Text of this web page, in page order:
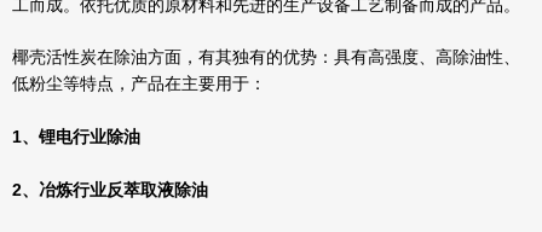
工而成。依托优质的原材料和先进的生产设备工艺制备而成的产品。
椰壳活性炭在除油方面，有其独有的优势：具有高强度、高除油性、
低粉尘等特点，产品在主要用于：
1、锂电行业除油
2、冶炼行业反萃取液除油